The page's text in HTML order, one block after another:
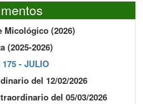
Micológico (2026)
(2025-2026)
- JULIO
del 12/02/2026
del 05/03/2026